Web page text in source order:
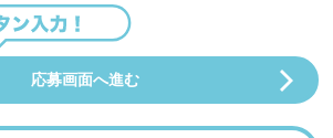
応募画面へ進む